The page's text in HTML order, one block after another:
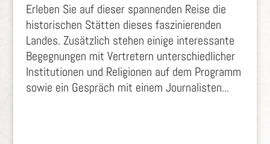
Erleben Sie auf dieser spannenden Reise die
historischen Stätten dieses faszinierenden
Landes. Zusätzlich stehen einige interessante
Begegnungen mit Vertretern unterschiedlicher
Institutionen und Religionen auf dem Programm
sowie ein Gespräch mit einem Journalisten...